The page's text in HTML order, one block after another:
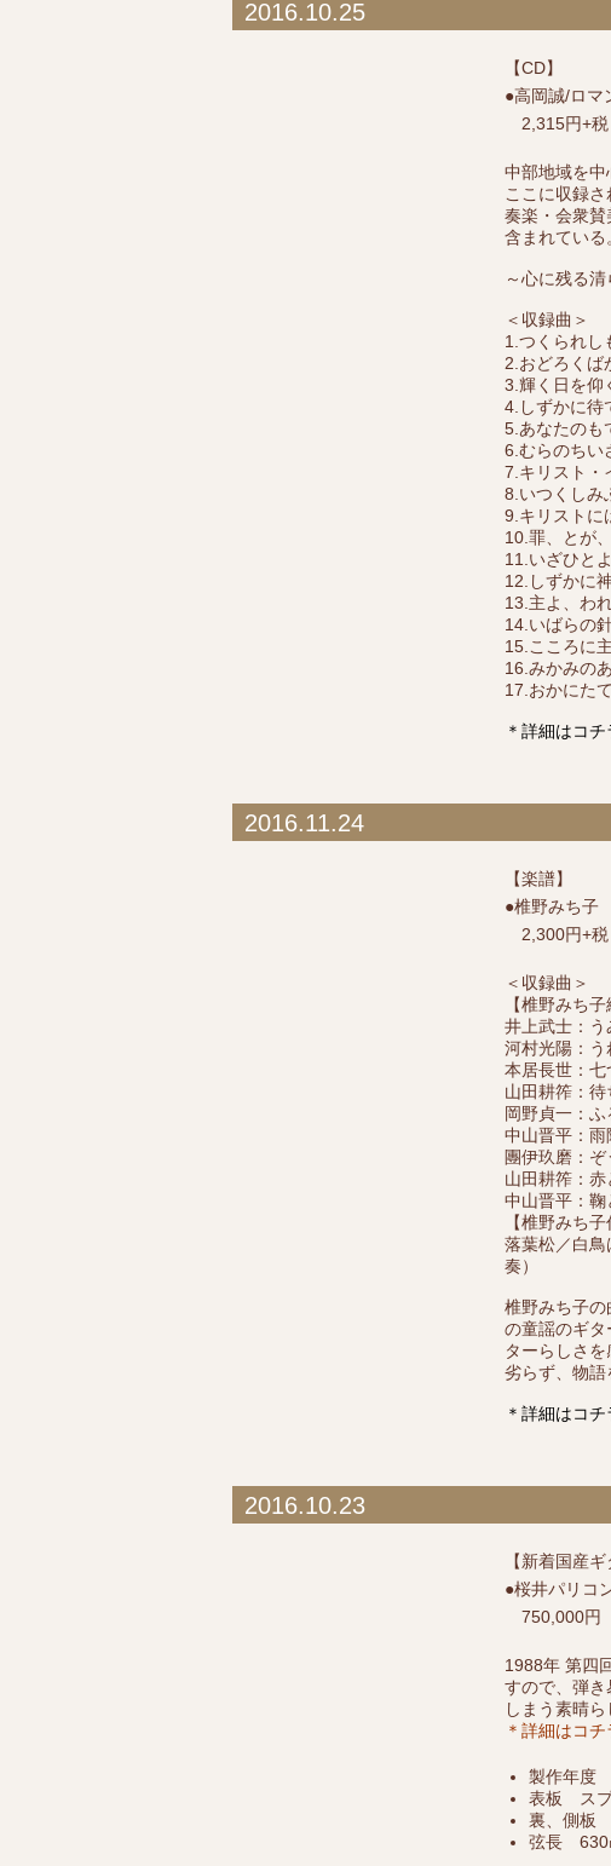
2016.10.25
【CD】
●高岡誠/ロマ
2,315円+税
中部地域を中
ここに収録
奏楽・会衆賛
含まれている
～心に残る
＜収録曲＞
1.つくられし
2.おどろくば
3.輝く日を仰
4.しずかに待
5.あなたのも
6.むらのちい
7.キリスト・
8.いつくしみ
9.キリストに
10.罪、とが
11.いざひとよ
12.しずかに
13.主よ、わ
14.いばらの
15.こころに
16.みかみの
17.おかにた
＊詳細はコチ
2016.11.24
【楽譜】
●椎野みち子
2,300円+税
＜収録曲＞
【椎野みち子
井上武士：う
河村光陽：う
本居長世：七
山田耕筰：待
岡野貞一：ふ
中山晋平：雨
團伊玖磨：ぞ
山田耕筰：赤
中山晋平：鞠
【椎野みち子
落葉松／白
奏）
椎野みち子
の童謡のギ
ターらしさ
劣らず、物語
＊詳細はコチ
2016.10.23
【新着国産ギ
●桜井パリコ
750,000円
1988年 第四
すので、弾
しまう素晴ら
＊詳細はコチ
製作年度
表板 スプ
裏、側板
弦長 630